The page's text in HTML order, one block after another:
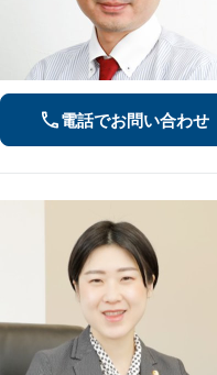
電話でお問い合わせ